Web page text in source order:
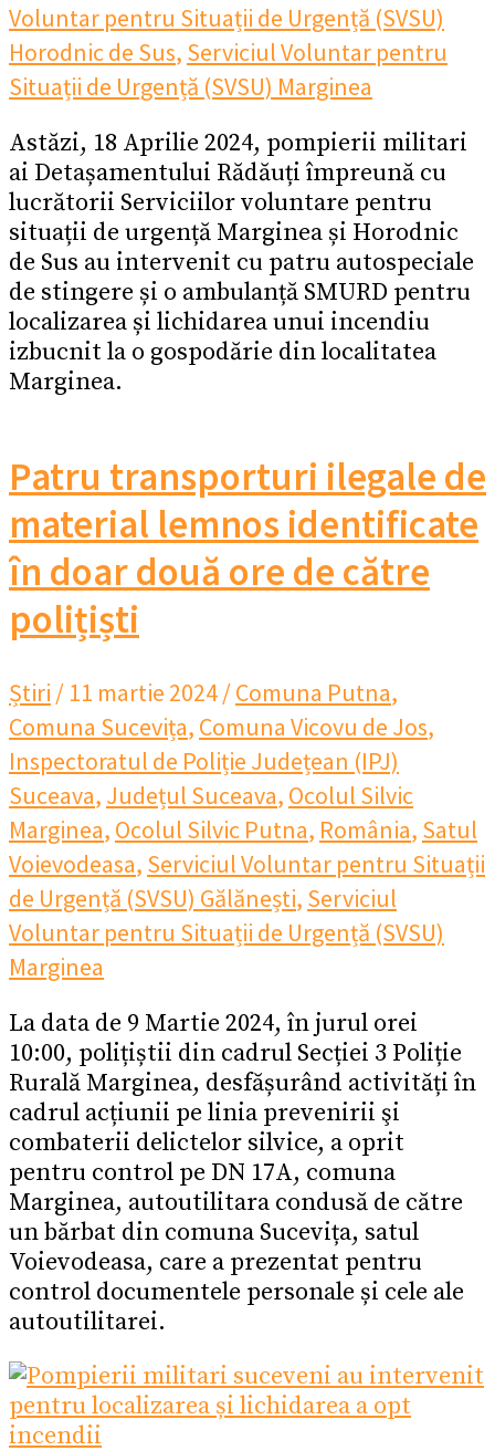
Voluntar pentru Situații de Urgență (SVSU)
Horodnic de Sus, Serviciul Voluntar pentru
Situații de Urgență (SVSU) Marginea
Astăzi, 18 Aprilie 2024, pompierii militari
ai Detașamentului Rădăuți împreună cu
lucrătorii Serviciilor voluntare pentru
situații de urgență Marginea și Horodnic
de Sus au intervenit cu patru autospeciale
de stingere și o ambulanță SMURD pentru
localizarea și lichidarea unui incendiu
izbucnit la o gospodărie din localitatea
Marginea.
Patru transporturi ilegale de
material lemnos identificate
în doar două ore de către
polițiști
Știri / 11 martie 2024/Comuna Putna,
Comuna Sucevița, Comuna Vicovu de Jos,
Inspectoratul de Poliție Județean (IPJ)
Suceava, Județul Suceava, Ocolul Silvic
Marginea, Ocolul Silvic Putna, România, Satul
Voievodeasa, Serviciul Voluntar pentru Situații
de Urgență (SVSU) Gălănești, Serviciul
Voluntar pentru Situații de Urgență (SVSU)
Marginea
La data de 9 Martie 2024, în jurul orei
10:00, polițiștii din cadrul Secției 3 Poliție
Rurală Marginea, desfășurând activități în
cadrul acțiunii pe linia prevenirii şi
combaterii delictelor silvice, a oprit
pentru control pe DN 17A, comuna
Marginea, autoutilitara condusă de către
un bărbat din comuna Sucevița, satul
Voievodeasa, care a prezentat pentru
control documentele personale și cele ale
autoutilitarei.